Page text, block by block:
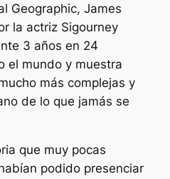
Geographic, James
la actriz Sigourney
3 años en 24
el mundo y muestra
más complejas y
de lo que jamás se
que muy pocas
podido presenciar